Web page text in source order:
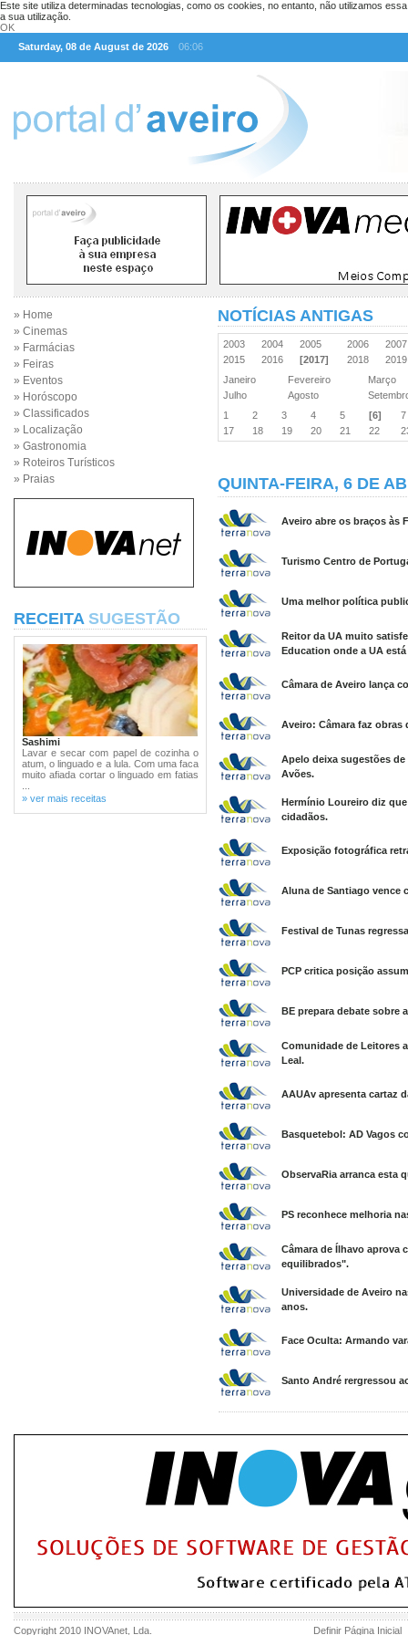
Este site utiliza determinadas tecnologias, como os cookies, no entanto, não utilizamos
a sua utilização.
OK
Saturday, 08 de August de 2026
06:06
» Home
» Cinemas
» Farmácias
» Feiras
» Eventos
» Horóscopo
» Classificados
» Localização
» Gastronomia
» Roteiros Turísticos
» Praias
RECEITA SUGESTÃO
Sashimi
Lavar e secar com papel de cozinha o
atum, o linguado e a lula. Com uma faca
muito afiada cortar o linguado em fatias
» ver mais receitas
NOTÍCIAS ANTIGAS
2003 2004 2005 2006
2015
2016 [2017] 2018
Janeiro
Fevereiro
Março
Julho
Agosto
1
2 3 4 5 [6]
17
18 19 20 21 22
QUINTA-FEIRA, 6 DE
Aveiro abre os braços às
Turismo Centro de
Uma melhor política
Reitor da UA muito
Education onde a UA
Câmara de Aveiro lança
Aveiro: Câmara faz obras
Apelo deixa sugestões
Avões.
Hermínio Loureiro diz
cidadãos.
Exposição fotográfica
Aluna de Santiago vence
Festival de Tunas
PCP critica posição
BE prepara debate sobre
Comunidade de Leitores
Leal.
AAUAv apresenta cartaz
Basquetebol: AD Vagos
ObservaRia arranca esta
PS reconhece melhoria
Câmara de Ílhavo aprova
equilibrados".
Universidade de Aveiro
anos.
Face Oculta: Armando
Santo André rergressou
Copyright 2010 INOVAnet , Lda. Definir Página Inicial